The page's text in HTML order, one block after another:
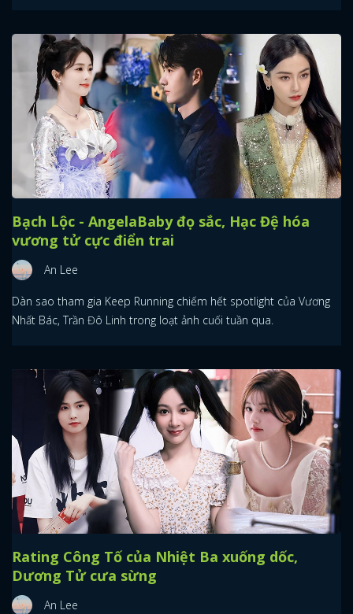
Bạch Lộc - AngelaBaby đọ sắc, Hạc Đệ hóa
vương tử cực điển trai
An Lee
Dàn sao tham gia Keep Running chiếm hết spotlight của Vương
Nhất Bác, Trần Đô Linh trong loạt ảnh cuối tuần qua.
Rating Công Tố của Nhiệt Ba xuống dốc,
Dương Tử cưa sừng
An Lee